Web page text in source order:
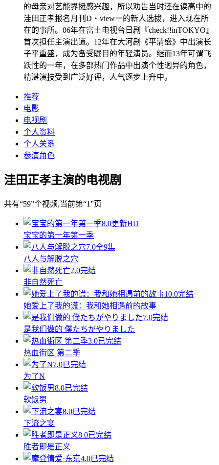
的母亲对艺能界挺感兴趣，所以劝告当时还在读高中的
洼田正孝报名月刊D・viewー的新人选拔，进入现在所
在的事所。06年在富士电视台日剧『check!!inTOKYO』
首次担任主演出道。12年在大河剧《平清盛》中出演长
子平重盛，成为备受瞩目的年轻演员。继而13年可谓飞
跃性的一年，在多部热门作品中出演个性迥异的角色，
精湛演技受到广泛好评，人气逐步上升中。
推荐
电影
电视剧
个人资料
个人关系
参演角色
洼田正孝主演的电视剧
共有“59”个视频,当前第“1”页
8.0更新HD
宝宝的第一年第一季
7.0全9集
八人与解脱之穴
2.0完结
非自然死亡
10.0完结
她爱上了我的谎：我和她相遇前的故事
7.0完结
是我们做的 僕たちがやりました
3.0已完结
热血街区 第二季
7.0已完结
为了N
8.0已完结
软饭男
8.0已完结
下流之宴
8.0已完结
胜者即是正义
4.0已完结